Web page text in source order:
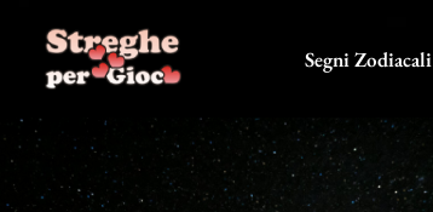
contenuto
Segni Zodiacali